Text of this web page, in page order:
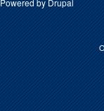
Powered by Drupal